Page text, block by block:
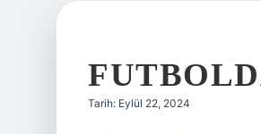
Tarih: Eylül 22, 2024